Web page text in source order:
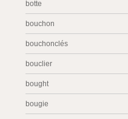
botte
bouchon
bouchonclés
bouclier
bought
bougie